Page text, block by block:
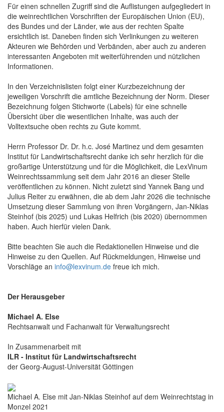
Für einen schnellen Zugriff sind die Auflistungen aufgegliedert in
die weinrechtlichen Vorschriften der Europäischen Union (EU),
des Bundes und der Länder, wie aus der rechten Spalte
ersichtlich ist. Daneben finden sich Verlinkungen zu weiteren
Akteuren wie Behörden und Verbänden, aber auch zu anderen
interessanten Angeboten mit weiterführenden und nützlichen
Informationen.
In den Verzeichnislisten folgt einer Kurzbezeichnung der
jeweiligen Vorschrift die amtliche Bezeichnung der Norm. Dieser
Bezeichnung folgen Stichworte (Labels) für eine schnelle
Übersicht über die wesentlichen Inhalte, was auch der
Volltextsuche oben rechts zu Gute kommt.
Herrn Professor Dr. Dr. h.c. José Martinez und dem gesamten
Institut für Landwirtschaftsrecht danke ich sehr herzlich für die
großartige Unterstützung und für die Möglichkeit, die LexVinum
Weinrechtssammlung seit dem Jahr 2016 an dieser Stelle
veröffentlichen zu können. Nicht zuletzt sind Yannek Bang und
Julius Reiter zu erwähnen, die ab dem Jahr 2026 die technische
Umsetzung dieser Sammlung von ihren Vorgängern, Jan-Niklas
Steinhof (bis 2025) und Lukas Helfrich (bis 2020) übernommen
haben. Auch hierfür vielen Dank.
Bitte beachten Sie auch die Redaktionellen Hinweise und die
Hinweise zu den Quellen. Auf Rückmeldungen, Hinweise und
Vorschläge an info@lexvinum.de freue ich mich.
Der Herausgeber
Michael A. Else
Rechtsanwalt und Fachanwalt für Verwaltungsrecht
In Zusammenarbeit mit
ILR - Institut für Landwirtschaftsrecht
der Georg-August-Universität Göttingen
Michael A. Else mit Jan-Niklas Steinhof auf dem Weinrechtstag in
Monzel 2021